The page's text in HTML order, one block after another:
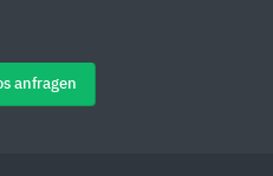
anfragen